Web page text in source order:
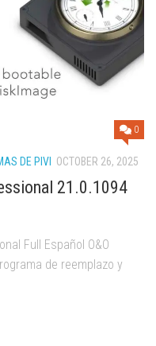
0
DE PIVI OCTOBER 26, 2025
21.0.1094
Full Español O&O
de reemplazo y